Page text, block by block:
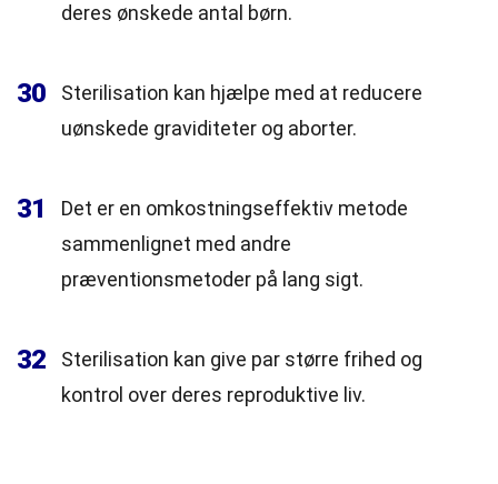
deres ønskede antal børn.
30
Sterilisation kan hjælpe med at reducere
uønskede graviditeter og aborter.
31
Det er en omkostningseffektiv metode
sammenlignet med andre
præventionsmetoder på lang sigt.
32
Sterilisation kan give par større frihed og
kontrol over deres reproduktive liv.